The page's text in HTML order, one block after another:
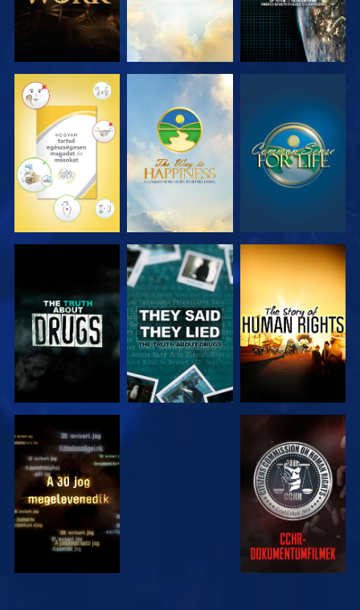
MŰSORNÉZÉS MŰSORNÉZÉS MŰSORNÉZÉS
MŰSORNÉZÉS MŰSORNÉZÉS
MŰSORNÉZÉS MŰSORNÉZÉS